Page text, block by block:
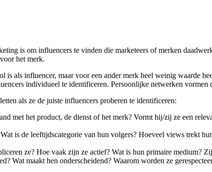
is om influencers te vinden die marketeers of merken
het merk.
is als influencer, maar voor een ander merk heel weinig waarde
individueel te identificeren. Persoonlijke netwerken vormen
als ze de juiste influencers proberen te identificeren:
met het product, de dienst of het merk? Vormt hij/zij ze een
is de leeftijdscategorie van hun volgers? Hoeveel views trekt
ze? Hoe vaak zijn ze actief? Wat is hun primaire medium?
Wat maakt hen onderscheidend? Waarom worden ze